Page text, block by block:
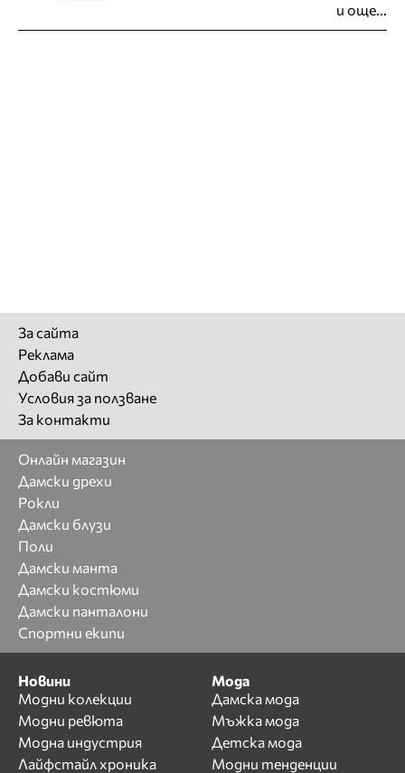
и още...
За сайта
Реклама
Добави сайт
Условия за ползване
За контакти
Онлайн магазин
Дамски дрехи
Рокли
Дамски блузи
Поли
Дамски манта
Дамски костюми
Дамски панталони
Спортни екипи
Новини
Модни колекции
Модни ревюта
Модна индустрия
Лайфстайл хроника
Мода
Дамска мода
Мъжка мода
Детска мода
Модни тенденции